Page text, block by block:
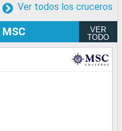
Ver todos los cruceros
MSC
VER
TODO